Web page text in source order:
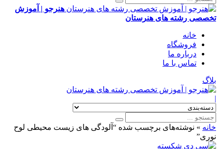
هنرجو | آموزش
تخصصی رشته های هنرستان
خانه
فروشگاه
درباره ما
تماس با ما
بلاگ
|
خانه » نوشته‌های برچسب شده “آلودگی های زیست محیطی لوح
نوری”